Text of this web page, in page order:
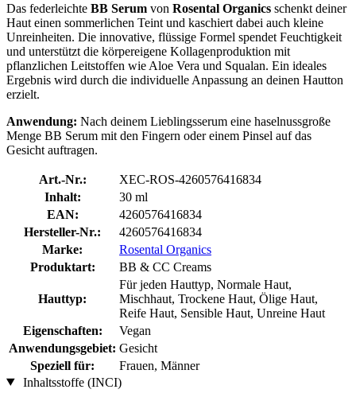
Das federleichte BB Serum von Rosental Organics schenkt deiner
Haut einen sommerlichen Teint und kaschiert dabei auch kleine
Unreinheiten. Die innovative, flüssige Formel spendet Feuchtigkeit
und unterstützt die körpereigene Kollagenproduktion mit
pflanzlichen Leitstoffen wie Aloe Vera und Squalan. Ein ideales
Ergebnis wird durch die individuelle Anpassung an deinen Hautton
erzielt.
Anwendung: Nach deinem Lieblingsserum eine haselnussgroße
Menge BB Serum mit den Fingern oder einem Pinsel auf das
Gesicht auftragen.
Art.-Nr.:
XEC-ROS-4260576416834
Inhalt:
30 ml
EAN:
4260576416834
Hersteller-Nr.:
4260576416834
Marke:
Rosental Organics
Produktart:
BB & CC Creams
Hauttyp:
Für jeden Hauttyp, Normale Haut,
Mischhaut, Trockene Haut, Ölige Haut,
Reife Haut, Sensible Haut, Unreine Haut
Eigenschaften:
Vegan
Anwendungsgebiet: Gesicht
Speziell für:
Frauen, Männer
Inhaltsstoffe (INCI)